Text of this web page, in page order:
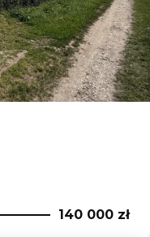
140 000 zł